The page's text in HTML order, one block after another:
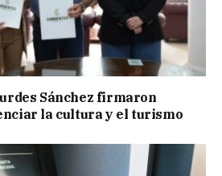
Sánchez firmaron
la cultura y el turismo